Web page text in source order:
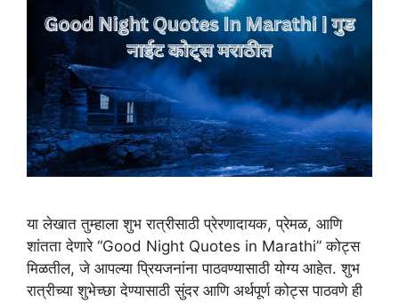
या लेखात तुम्हाला शुभ रात्रीसाठी प्रेरणादायक, प्रेमळ, आणि
शांतता देणारे “Good Night Quotes in Marathi” कोट्स
मिळतील, जे आपल्या प्रियजनांना पाठवण्यासाठी योग्य आहेत. शुभ
रात्रीच्या शुभेच्छा देण्यासाठी सुंदर आणि अर्थपूर्ण कोट्स पाठवणे ही